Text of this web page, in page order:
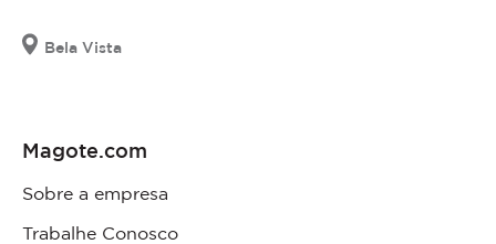
Bela Vista
Magote.com
Sobre a empresa
Trabalhe Conosco